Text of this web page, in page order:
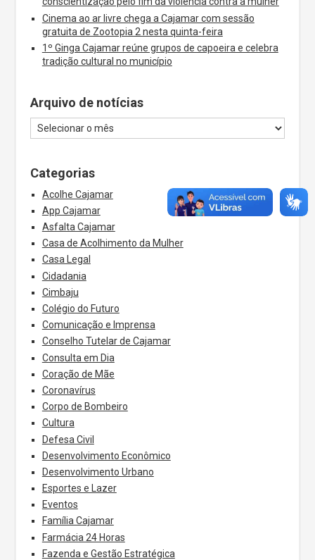
Cinema ao ar livre chega a Cajamar com sessão
gratuita de Zootopia 2 nesta quinta-feira
1º Ginga Cajamar reúne grupos de capoeira e celebra
tradição cultural no município
Arquivo de notícias
Categorias
Acolhe Cajamar
App Cajamar
Asfalta Cajamar
Casa de Acolhimento da Mulher
Casa Legal
Cidadania
Cimbaju
Colégio do Futuro
Comunicação e Imprensa
Conselho Tutelar de Cajamar
Consulta em Dia
Coração de Mãe
Coronavírus
Corpo de Bombeiro
Cultura
Defesa Civil
Desenvolvimento Econômico
Desenvolvimento Urbano
Esportes e Lazer
Eventos
Família Cajamar
Farmácia 24 Horas
Fazenda e Gestão Estratégica